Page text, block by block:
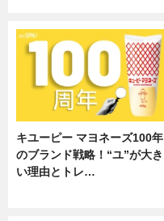
キユーピー マヨネーズ100年
のブランド戦略！“ユ”が大き
い理由とトレ…